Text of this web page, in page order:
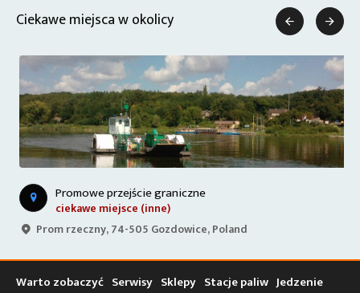
Ciekawe miejsca w okolicy
Promowe przejście graniczne
ciekawe miejsce (inne)
Prom rzeczny, 74-505 Gozdowice, Poland
 
Warto zobaczyć Serwisy Sklepy Stacje paliw Jedzenie